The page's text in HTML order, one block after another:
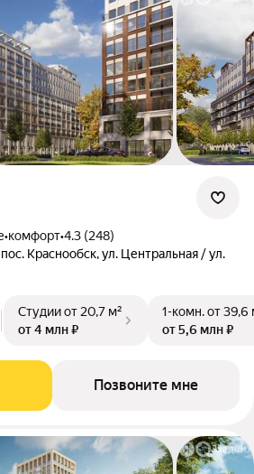
•комфорт•4.3 (248)
Краснообск, ул. Центральная / ул.
Студииот 20,7 м²
от 4 млн ₽
1-комн.от 39,6
от 5,6 млн ₽
Позвоните мне